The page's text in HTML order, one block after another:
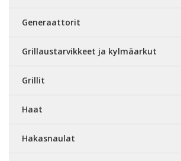
Generaattorit
Grillaustarvikkeet ja kylmäarkut
Grillit
Haat
Hakasnaulat